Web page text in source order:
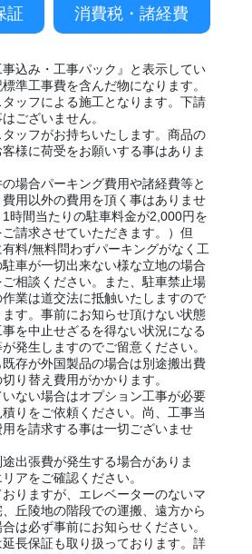
証 消費税・諸経費
事込み・工事パック』と表示してい
準工事費を含んだ物になります。
タッフによる施工となります。下請
ございません。
タッフがお持ちいたします。商品の
様に荷受をお願いする事はありま
の場合パーキング費用や諸経費等と
用以外の費用を頂く事はありませ
時間当たりの駐車料金が2,000円を
請求させていただきます。）但
料/無料問わずパーキングがなく工
車が一切出来ない様な立地の場合
相談ください。また、駐車禁止場
業は道交法に抵触いたしますので
す。事前にお知らせ頂けない状態
を中止せざるを得ない状況になる
発生しますのでご留意ください。
既存が外国製品の場合は別途搬出費
り替え費用がかかります。
いない場合はオプション工事が必要
りをご依頼ください。尚、工事当
を請求する事は一切ございませ
途出張費が発生する場合がありま
アをご確認ください。
おりますが、エレベーターのないマ
丘陵地の階段での運搬、遠方から
は必ず事前にお知らせください。
延長保証も取り扱っております。詳